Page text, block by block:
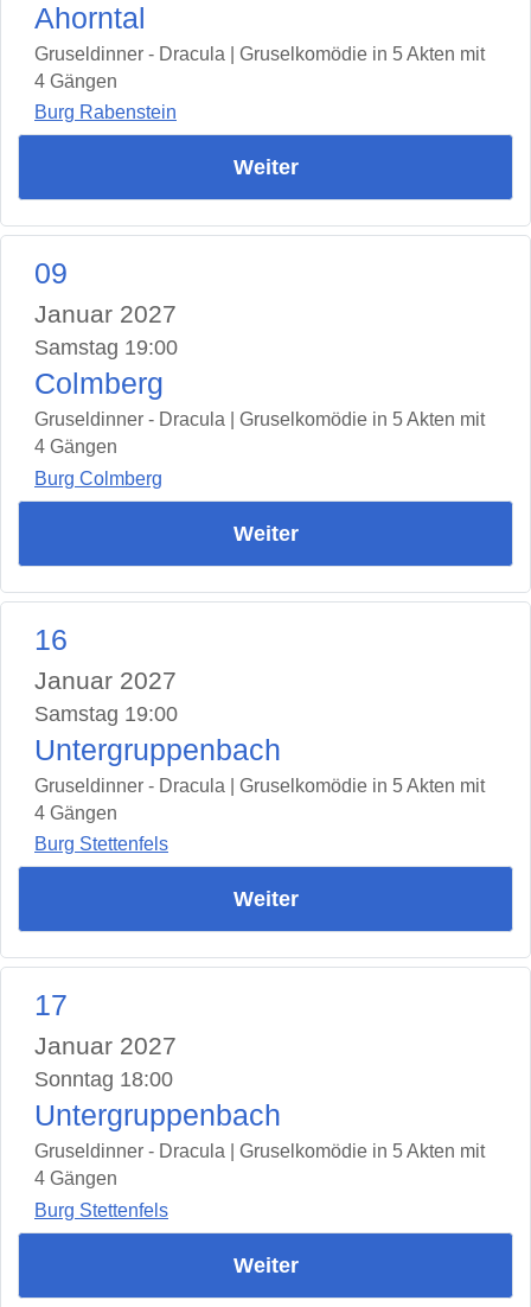
Ahorntal
Gruseldinner - Dracula | Gruselkomödie in 5 Akten mit
4 Gängen
Burg Rabenstein
Weiter
09
Januar 2027
Samstag 19:00
Colmberg
Gruseldinner - Dracula | Gruselkomödie in 5 Akten mit
4 Gängen
Burg Colmberg
Weiter
16
Januar 2027
Samstag 19:00
Untergruppenbach
Gruseldinner - Dracula | Gruselkomödie in 5 Akten mit
4 Gängen
Burg Stettenfels
Weiter
17
Januar 2027
Sonntag 18:00
Untergruppenbach
Gruseldinner - Dracula | Gruselkomödie in 5 Akten mit
4 Gängen
Burg Stettenfels
Weiter